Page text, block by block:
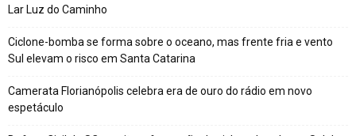
Lar Luz do Caminho
Ciclone-bomba se forma sobre o oceano, mas frente fria e vento
Sul elevam o risco em Santa Catarina
Camerata Florianópolis celebra era de ouro do rádio em novo
espetáculo